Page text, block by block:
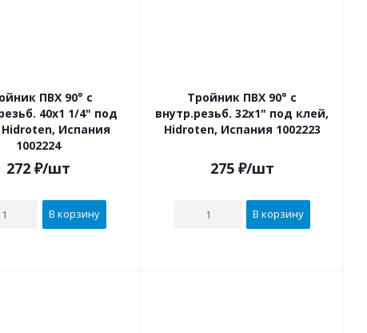
ПВХ 90° с
1/4" под
Испания
1002224
272₽/шт
В корзину
Тройник ПВХ 90° с
внутр.резьб. 32х1" под клей,
Hidroten, Испания 1002223
275₽/шт
В корзину